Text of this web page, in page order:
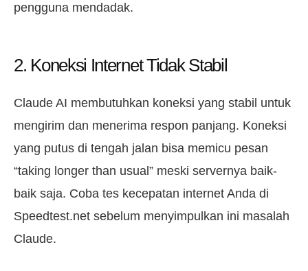
pengguna mendadak.
2. Koneksi Internet Tidak Stabil
Claude AI membutuhkan koneksi yang stabil untuk
mengirim dan menerima respon panjang. Koneksi
yang putus di tengah jalan bisa memicu pesan
“taking longer than usual” meski servernya baik-
baik saja. Coba tes kecepatan internet Anda di
Speedtest.net sebelum menyimpulkan ini masalah
Claude.